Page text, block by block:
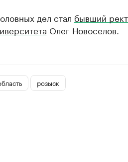
дел стал бывший
Олег Новоселов.
розыск